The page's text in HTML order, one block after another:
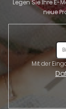
Legen Sie Ihre E-
neue